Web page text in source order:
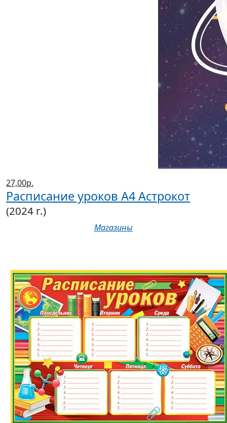
27,00р.
Расписание уроков А4 Астрокот
(2024 г.)
Магазины